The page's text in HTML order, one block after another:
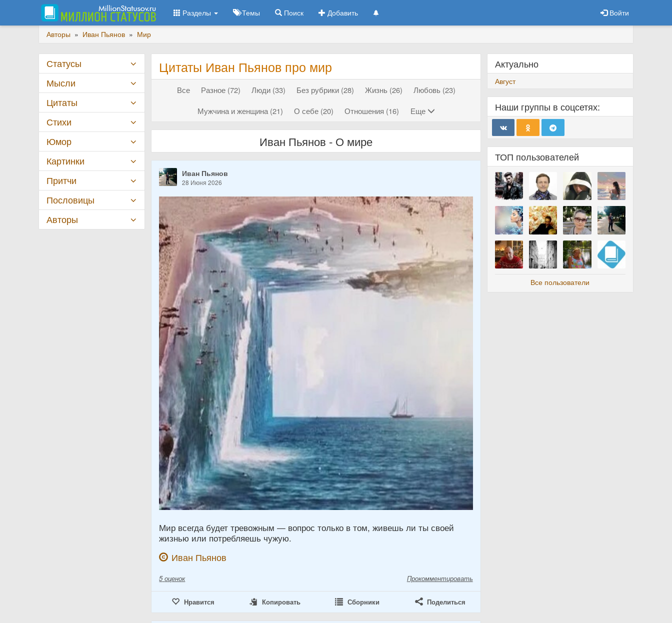
Разделы Темы Поиск Добавить Войти
Авторы » Иван Пьянов » Мир
Цитаты Иван Пьянов про мир
Все Разное (72) Люди (33) Без рубрики (28) Жизнь (26)
Любовь (23)
Мужчина и женщина (21)
О себе (20) Отношения (16) Еще
Иван Пьянов - О мире
Иван Пьянов
28 Июня 2026
Мир всегда будет тревожным — вопрос только в том, живешь ли ты своей
жизнью или потребляешь чужую.
Иван Пьянов
5 оценок Прокомментировать
Нравится Копировать Сборники Поделиться
Актуально
Август
Наши группы в соцсетях:
ТОП пользователей
Все пользователи
Статусы
Мысли
Цитаты
Стихи
Юмор
Картинки
Притчи
Пословицы
Авторы